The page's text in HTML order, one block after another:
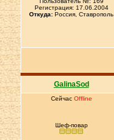
Регистрация: 17.06.2004
Откуда: Россия, Ставрополь
GalinaSod
Сейчас Offline
Шеф-повар